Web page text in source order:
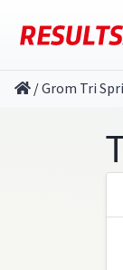
/Grom Tri